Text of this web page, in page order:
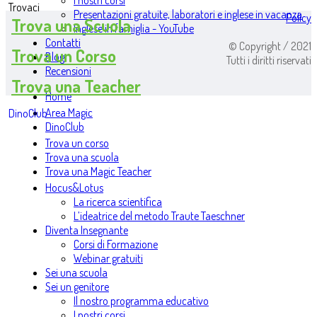
Presentazioni gratuite, laboratori e inglese in vacanza
Inglese in famiglia - YouTube
Contatti
Blog
Recensioni
Home
Area Magic
DinoClub
Trova un corso
Trova una scuola
Trova una Magic Teacher
Hocus&Lotus
La ricerca scientifica
L’ideatrice del metodo Traute Taeschner
Diventa Insegnante
Corsi di Formazione
Webinar gratuiti
Sei una scuola
Sei un genitore
Il nostro programma educativo
Trovaci
Trova una Scuola
Trova un Corso
Trova una Teacher
DinoClub
Policy
© Copyright / 2021
Tutti i diritti riservati